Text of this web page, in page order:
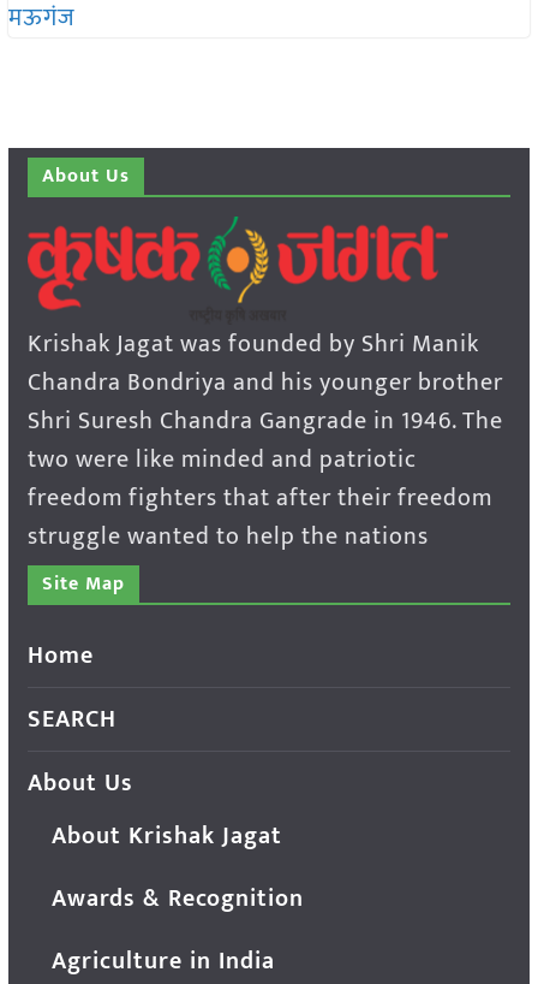
About Us
Krishak Jagat was founded by Shri Manik
Chandra Bondriya and his younger brother
Shri Suresh Chandra Gangrade in 1946. The
two were like minded and patriotic
freedom fighters that after their freedom
struggle wanted to help the nations
Site Map
Home
SEARCH
About Us
About Krishak Jagat
Awards & Recognition
Agriculture in India